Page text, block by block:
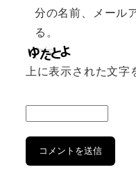
分の名前、メール
る。
上に表示された文字